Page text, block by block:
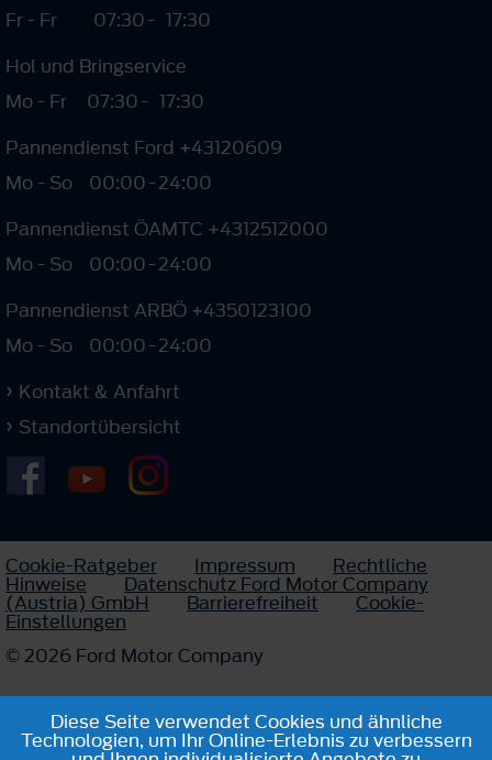
Fr - Fr
07:30- 17:30
Hol und Bringservice
Mo - Fr
07:30- 17:30
Pannendienst Ford +43120609
Mo - So
00:00-24:00
Pannendienst ÖAMTC +4312512000
Mo - So
00:00-24:00
Pannendienst ARBÖ +4350123100
Mo - So
00:00-24:00
Kontakt & Anfahrt
Standortübersicht
Cookie-Ratgeber Impressum Rechtliche
Hinweise Datenschutz Ford Motor Company
(Austria) GmbH Barrierefreiheit Cookie-
Einstellungen
© 2026 Ford Motor Company
Diese Seite verwendet Cookies und ähnliche
Technologien, um Ihr Online-Erlebnis zu verbessern